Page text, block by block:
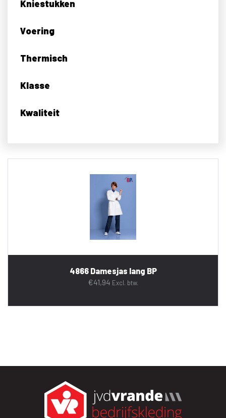
Kniestukken
Voering
Thermisch
Klasse
Kwaliteit
4866 Damesjas lang BP
€41,94 Excl. btw.